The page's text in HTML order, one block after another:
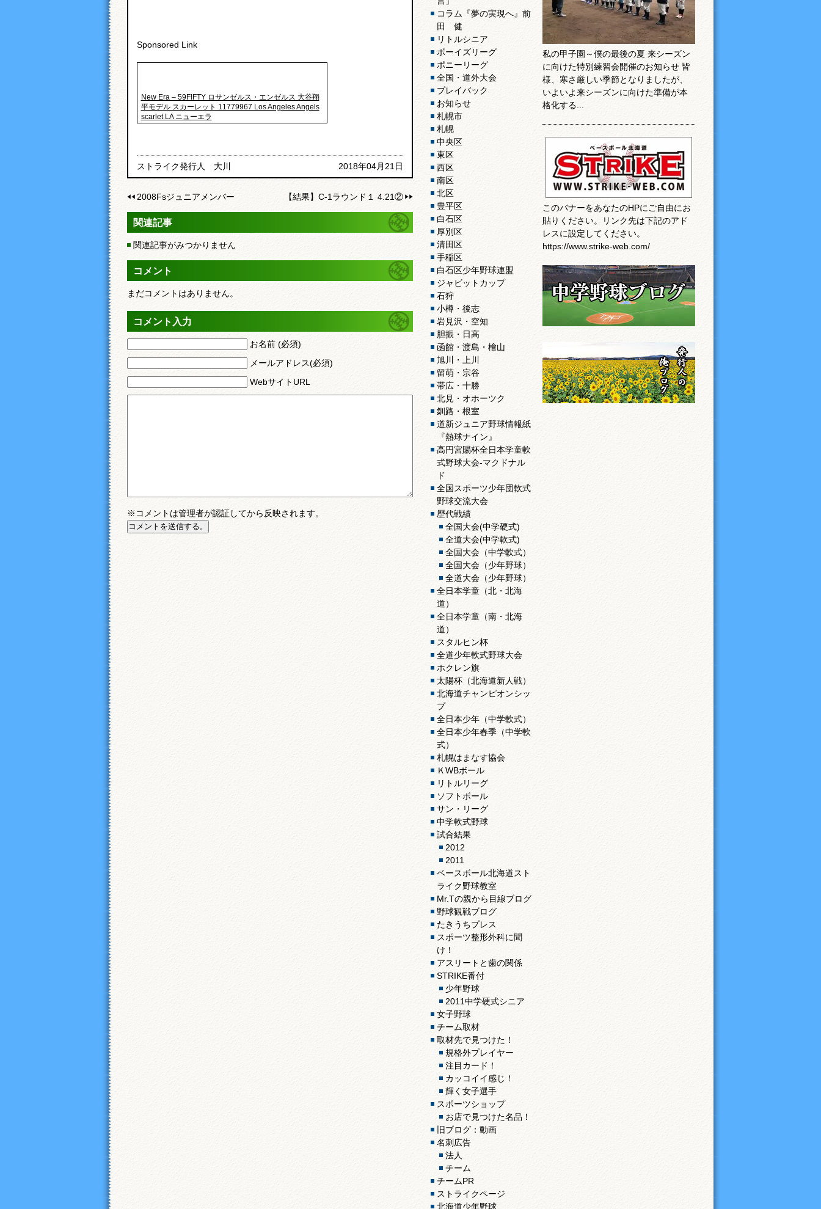
Sponsored Link
New Era – 59FIFTY ロサンゼルス・エンゼルス 大谷翔
平モデル スカーレット 11779967 Los Angeles Angels
scarlet LA ニューエラ
ストライク発行人 大川 2018年04月21日
2008Fsジュニアメンバー 【結果】C-1ラウンド１ 4.21②
関連記事
関連記事がみつかりません
コメント
まだコメントはありません。
コメント入力
お名前 (必須)
メールアドレス(必須)
WebサイトURL
※コメントは管理者が認証してから反映されます。
コラム『夢の実現へ』前
田 健
リトルシニア
ボーイズリーグ
ポニーリーグ
全国・道外大会
プレイバック
お知らせ
札幌市
札幌
中央区
東区
西区
南区
北区
豊平区
白石区
厚別区
清田区
手稲区
白石区少年野球連盟
ジャビットカップ
石狩
小樽・後志
岩見沢・空知
胆振・日高
函館・渡島・檜山
旭川・上川
留萌・宗谷
帯広・十勝
北見・オホーツク
釧路・根室
道新ジュニア野球情報紙
『熱球ナイン』
高円宮賜杯全日本学童軟
式野球大会-マクドナル
ド
全国スポーツ少年団軟式
野球交流大会
歴代戦績
全国大会(中学硬式)
全道大会(中学軟式)
全国大会（中学軟式）
全国大会（少年野球）
全道大会（少年野球）
全日本学童（北・北海
道）
全日本学童（南・北海
道）
スタルヒン杯
全道少年軟式野球大会
ホクレン旗
太陽杯（北海道新人戦）
北海道チャンピオンシッ
プ
全日本少年（中学軟式）
全日本少年春季（中学軟
式）
札幌はまなす協会
ＫWBボール
リトルリーグ
ソフトボール
サン・リーグ
中学軟式野球
試合結果
2012
2011
ベースボール北海道スト
ライク野球教室
Mr.Tの親から目線ブログ
野球観戦ブログ
たきうちプレス
スポーツ整形外科に聞
け！
アスリートと歯の関係
STRIKE番付
少年野球
2011中学硬式シニア
女子野球
チーム取材
取材先で見つけた！
規格外プレイヤー
注目カード！
カッコイイ感じ！
輝く女子選手
スポーツショップ
お店で見つけた名品！
旧ブログ：動画
名刺広告
法人
チーム
チームPR
ストライクページ
北海道少年野球
私の甲子園～僕の最後の夏 来シーズン
に向けた特別練習会開催のお知らせ 皆
様、寒さ厳しい季節となりましたが、
いよいよ来シーズンに向けた準備が本
格化する...
このバナーをあなたのHPにご自由にお
貼りください。リンク先は下記のアド
レスに設定してください。
https://www.strike-web.com/